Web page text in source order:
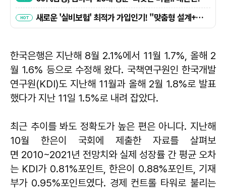
한국은행은 지난해 8월 2.1%에서 11월 1.7%, 올해 2
월 1.6% 등으로 수정해 왔다. 국책연구원인 한국개발
연구원(KDI)도 지난해 11월과 올해 2월 1.8%로 발표
했다가 지난 11일 1.5%로 내려 잡았다.
최근 추이를 봐도 정확도가 높은 편은 아니다. 지난해
10월 한은이 국회에 제출한 자료를 살펴보
면 2010~2021년 전망치와 실제 성장률 간 평균 오차
는 KDI가 0.81%포인트, 한은이 0.88%포인트, 기재
부가 0.95%포인트였다. 경제 컨트롤 타워로 불리는